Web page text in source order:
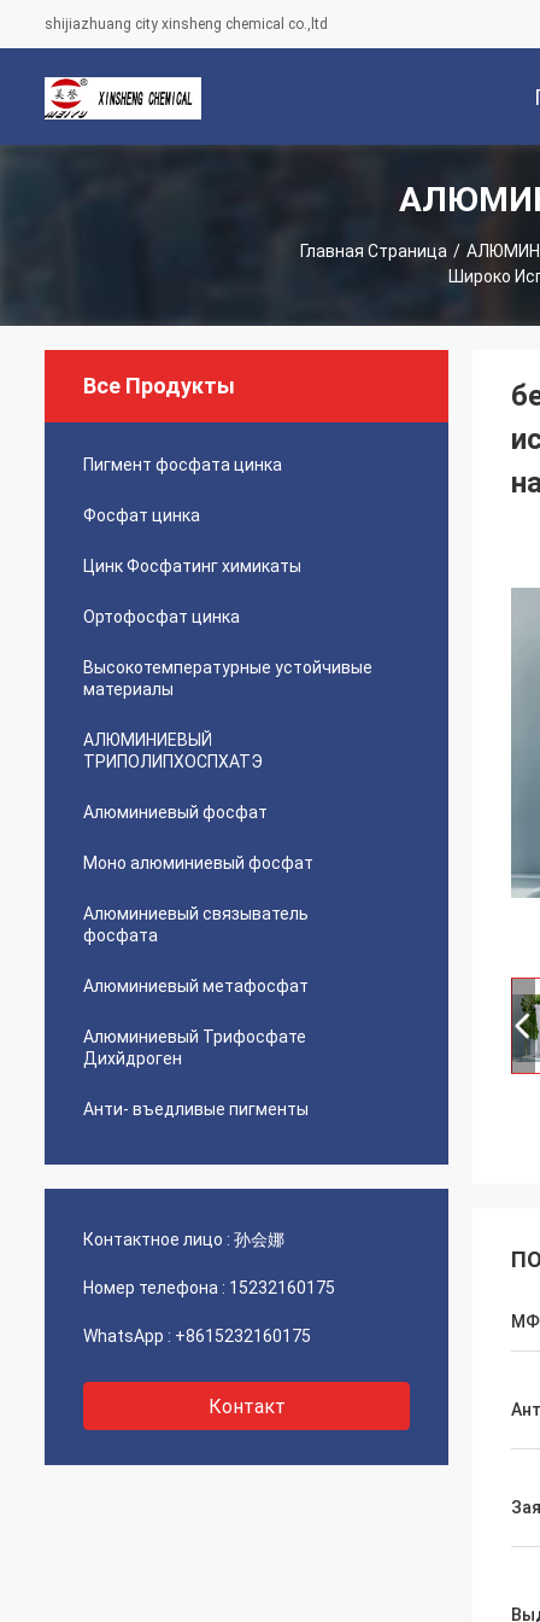
shijiazhuang city xinsheng chemical co.,ltd
Главная Страница /
Широко
Все Продукты
Пигмент фосфата цинка
Фосфат цинка
Цинк Фосфатинг химикаты
Ортофосфат цинка
Высокотемпературные устойчивые
материалы
АЛЮМИНИЕВЫЙ
ТРИПОЛИПХОСПХАТЭ
Алюминиевый фосфат
Моно алюминиевый фосфат
Алюминиевый связыватель
фосфата
Алюминиевый метафосфат
Алюминиевый Трифосфате
Дихйдроген
Анти- въедливые пигменты
Контактное лицо : 孙会娜
Номер телефона : 15232160175
WhatsApp : +8615232160175
Контакт
МФ